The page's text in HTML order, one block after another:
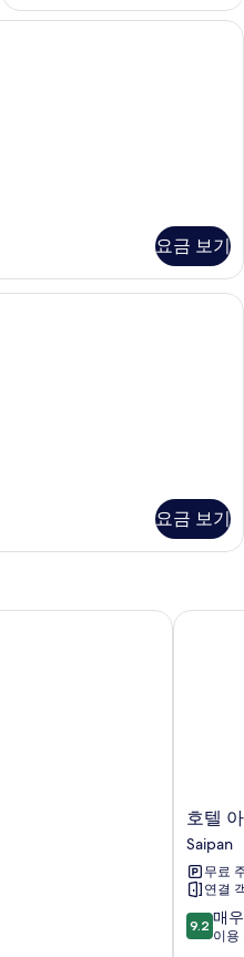
디럭스룸, 싱글침대 2개 | 객실 내 금고
요금 보기
슈피리어룸, 퀸사이즈침대 2개 | 객실
요금 보기
호
텔
아
메
리
카
노
호텔
Saipan
무료
연결
10
점
9.2 매
이용
호텔 아